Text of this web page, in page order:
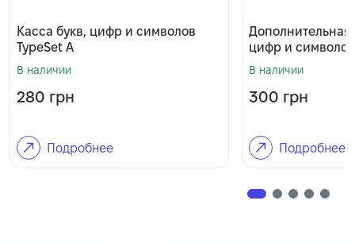
Касса букв, цифр и символов
TypeSet A
В наличии
280 грн
Подробнее
Дополнительная
цифр и
В наличии
300 грн
Подробнее